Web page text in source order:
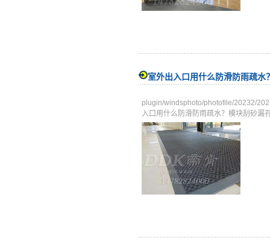
室外出入口用什么防滑防雨疏
plugin/windsphoto/photofile/20232/
入口用什么防滑防雨疏水？模块刮砂漏